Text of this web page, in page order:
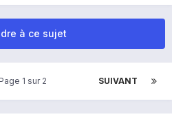
à ce sujet
SUIVANT
Page 1 sur 2